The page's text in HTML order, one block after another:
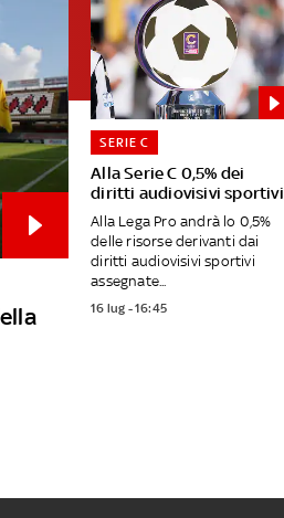
Alla Serie C 0,5% dei
diritti audiovisivi sportivi
SERIE C
Alla Lega Pro andrà lo 0,5%
delle risorse derivanti dai
diritti audiovisivi sportivi
assegnate...
16 lug - 16:45